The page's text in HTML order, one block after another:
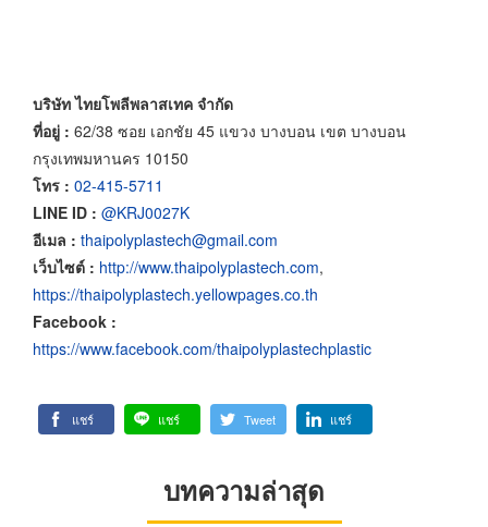
บริษัท ไทยโพลีพลาสเทค จำกัด
ที่อยู่ : 62/38 ซอย เอกชัย 45 แขวง บางบอน เขต บางบอน
กรุงเทพมหานคร 10150
โทร : 02-415-5711
LINE ID : @KRJ0027K
อีเมล : thaipolyplastech@gmail.com
เว็บไซต์ : http://www.thaipolyplastech.com,
https://thaipolyplastech.yellowpages.co.th
Facebook :
https://www.facebook.com/thaipolyplastechplastic
แชร์ แชร์ Tweet แชร์
บทความล่าสุด